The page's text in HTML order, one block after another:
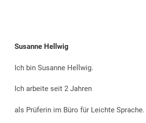
Susanne Hellwig
Ich bin Susanne Hellwig.
Ich arbeite seit 2 Jahren
als Prüferin im Büro für Leichte Sprache.